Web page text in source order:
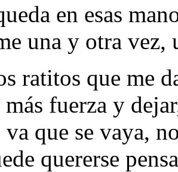
en esas
una y otra vez,
ratitos que me
fuerza y
va que se vaya,
quererse